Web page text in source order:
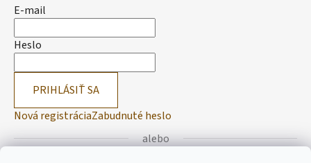
E-mail
Heslo
PRIHLÁSIŤ SA
Nová registráciaZabudnuté heslo
alebo